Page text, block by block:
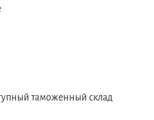
таможенный склад